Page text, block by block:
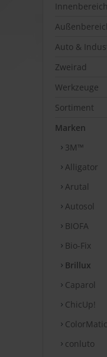
Innenbereich
Auto &
Zweirad
Werkzeuge
Sortiment
Marken
3M™
Alligator
Arutal
Autosol
BIOFA
Bio-Fix
Brillux
Caparol
ChicUp!
ColorMatic
conluto